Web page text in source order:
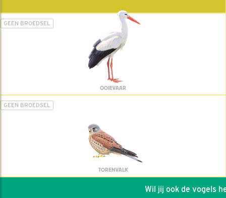
GEEN BROEDSEL
OOIEVAAR
GEEN BROEDSEL
TORENVALK
Wil jij ook de vogels